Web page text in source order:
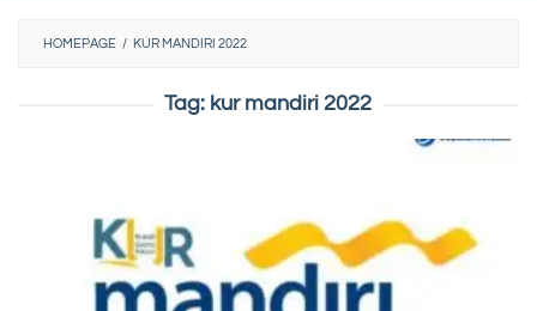
HOMEPAGE / KUR MANDIRI 2022
Tag: kur mandiri 2022